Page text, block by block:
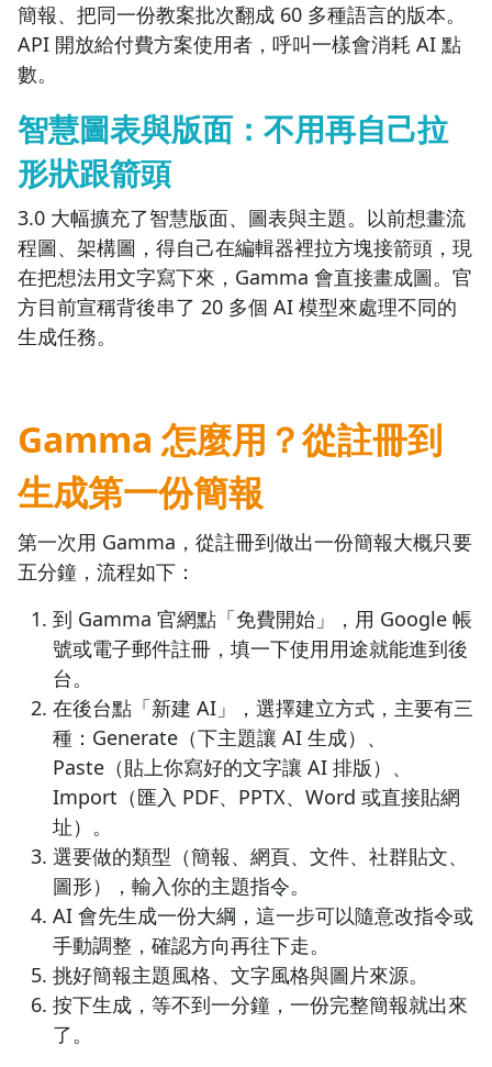
簡報、把同一份教案批次翻成 60 多種語言的版本。
API 開放給付費方案使用者，呼叫一樣會消耗 AI 點
數。
智慧圖表與版面：不用再自己拉
形狀跟箭頭
3.0 大幅擴充了智慧版面、圖表與主題。以前想畫流
程圖、架構圖，得自己在編輯器裡拉方塊接箭頭，現
在把想法用文字寫下來，Gamma 會直接畫成圖。官
方目前宣稱背後串了 20 多個 AI 模型來處理不同的
生成任務。
Gamma 怎麼用？從註冊到
生成第一份簡報
第一次用 Gamma，從註冊到做出一份簡報大概只要
五分鐘，流程如下：
到 Gamma 官網點「免費開始」，用 Google 帳
號或電子郵件註冊，填一下使用用途就能進到後
台。
在後台點「新建 AI」，選擇建立方式，主要有三
種：Generate（下主題讓 AI 生成）、
Paste（貼上你寫好的文字讓 AI 排版）、
Import（匯入 PDF、PPTX、Word 或直接貼網
址）。
選要做的類型（簡報、網頁、文件、社群貼文、
圖形），輸入你的主題指令。
AI 會先生成一份大綱，這一步可以隨意改指令或
手動調整，確認方向再往下走。
挑好簡報主題風格、文字風格與圖片來源。
按下生成，等不到一分鐘，一份完整簡報就出來
了。